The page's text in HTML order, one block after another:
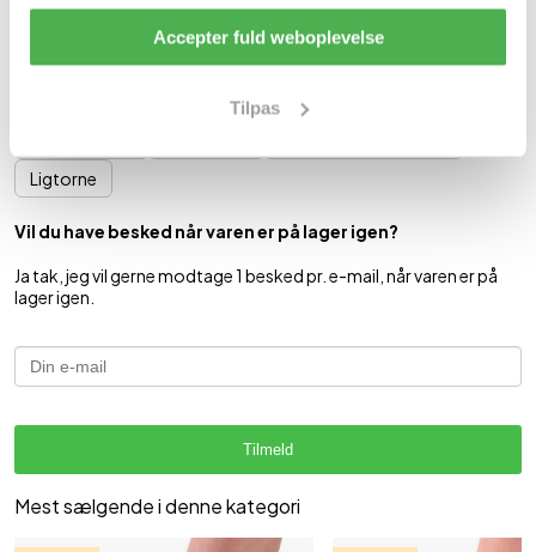
Accepter fuld weboplevelse
Tilpas
Ligtorne
Vil du have besked når varen er på lager igen?
Ja tak, jeg vil gerne modtage 1 besked pr. e-mail, når varen er på
lager igen.
Tilmeld
Mest sælgende i denne kategori